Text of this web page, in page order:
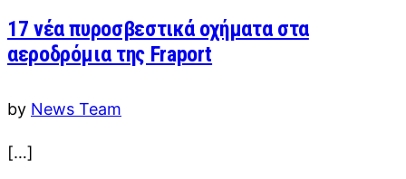
17 νέα πυροσβεστικά οχήματα στα
αεροδρόμια της Fraport
by News Team
[…]